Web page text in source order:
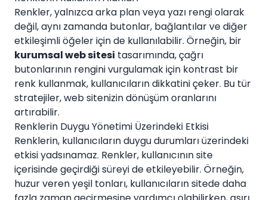
Renkler, yalnızca arka plan veya yazı rengi olarak
değil, aynı zamanda butonlar, bağlantılar ve diğer
etkileşimli öğeler için de kullanılabilir. Örneğin, bir
kurumsal web sitesi tasarımında, çağrı
butonlarının rengini vurgulamak için kontrast bir
renk kullanmak, kullanıcıların dikkatini çeker. Bu tür
stratejiler, web sitenizin dönüşüm oranlarını
artırabilir.
Renklerin Duygu Yönetimi Üzerindeki Etkisi
Renklerin, kullanıcıların duygu durumları üzerindeki
etkisi yadsınamaz. Renkler, kullanıcının site
içerisinde geçirdiği süreyi de etkileyebilir. Örneğin,
huzur veren yeşil tonları, kullanıcıların sitede daha